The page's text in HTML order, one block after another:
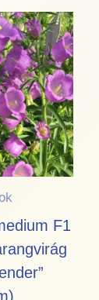
F1